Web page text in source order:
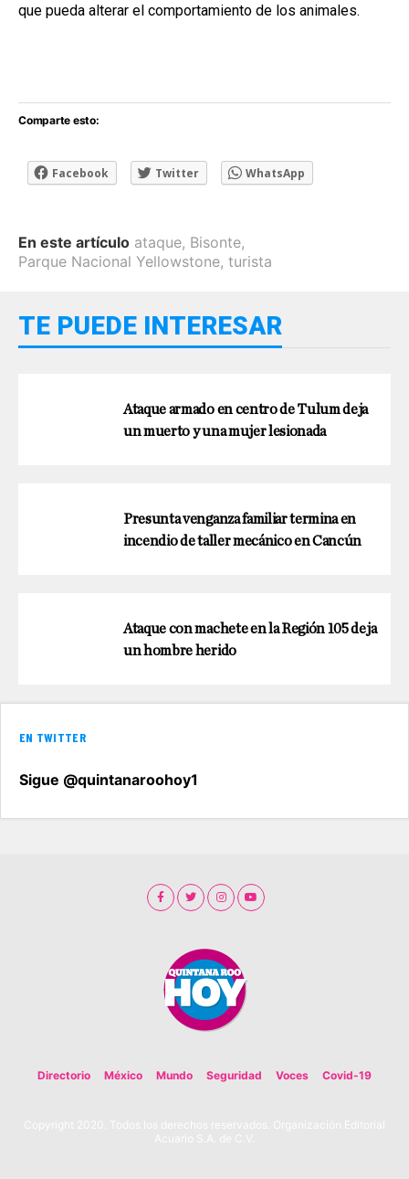
que pueda alterar el comportamiento de los animales.
Comparte esto:
Facebook Twitter WhatsApp
En este artículo ataque, Bisonte,
Parque Nacional Yellowstone, turista
TE PUEDE INTERESAR
Ataque armado en centro de Tulum deja
un muerto y una mujer lesionada
Presunta venganza familiar termina en
incendio de taller mecánico en Cancún
Ataque con machete en la Región 105 deja
un hombre herido
EN TWITTER
Sigue @quintanaroohoy1
Directorio México Mundo Seguridad Voces Covid-19